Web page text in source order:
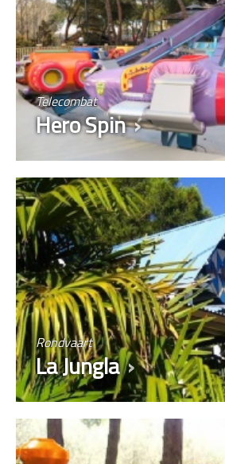
Telecombat
Hero Spin
Rondvaart
La Jungla